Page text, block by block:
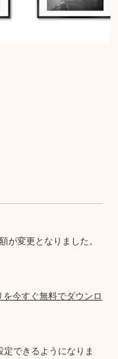
が変更となりました。
今すぐ無料でダウンロ
できるようになりま